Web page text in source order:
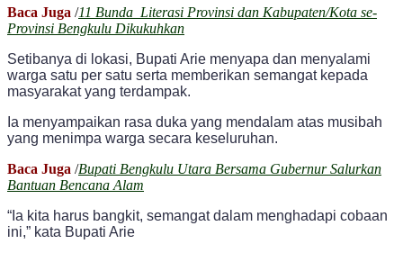
Baca Juga /11 Bunda Literasi Provinsi dan Kabupaten/Kota se-
Provinsi Bengkulu Dikukuhkan
Setibanya di lokasi, Bupati Arie menyapa dan menyalami
warga satu per satu serta memberikan semangat kepada
masyarakat yang terdampak.
Ia menyampaikan rasa duka yang mendalam atas musibah
yang menimpa warga secara keseluruhan.
Baca Juga /Bupati Bengkulu Utara Bersama Gubernur Salurkan
Bantuan Bencana Alam
“Ia kita harus bangkit, semangat dalam menghadapi cobaan
ini,” kata Bupati Arie